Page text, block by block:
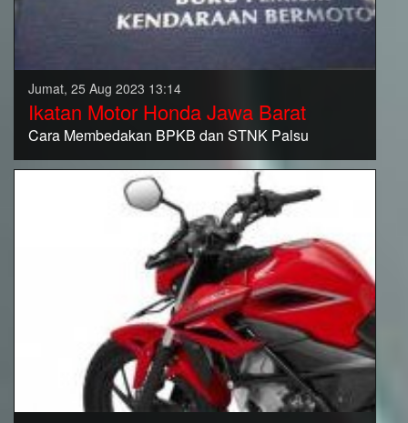
Jumat, 25 Aug 2023 13:14
Ikatan Motor Honda Jawa Barat
Cara Membedakan BPKB dan STNK Palsu